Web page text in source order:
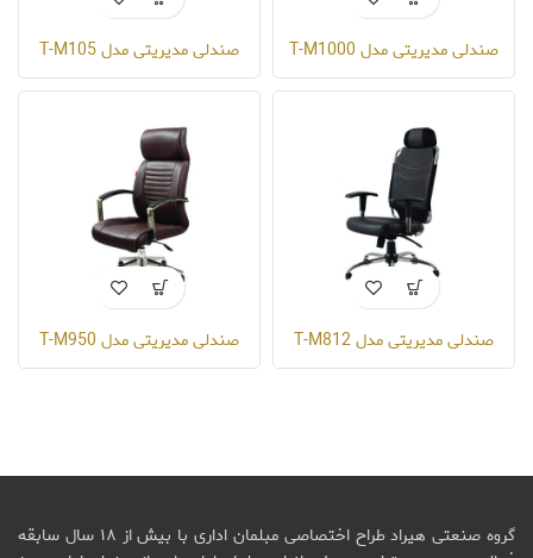
صندلی مدیریتی مدل T-M1000 صندلی مدیریتی مدل T-M105
صندلی مدیریتی مدل T-M812 صندلی مدیریتی مدل T-M950
گروه صنعتی هیراد طراح اختصاصی مبلمان اداری با بیش از ۱۸ سال سابقه